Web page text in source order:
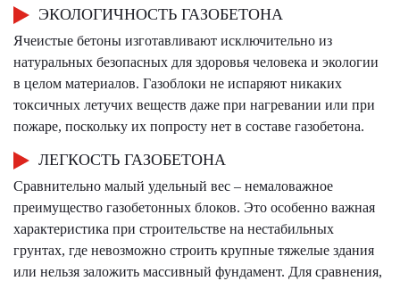
ЭКОЛОГИЧНОСТЬ ГАЗОБЕТОНА
Ячеистые бетоны изготавливают исключительно из
натуральных безопасных для здоровья человека и экологии
в целом материалов. Газоблоки не испаряют никаких
токсичных летучих веществ даже при нагревании или при
пожаре, поскольку их попросту нет в составе газобетона.
ЛЕГКОСТЬ ГАЗОБЕТОНА
Сравнительно малый удельный вес – немаловажное
преимущество газобетонных блоков. Это особенно важная
характеристика при строительстве на нестабильных
грунтах, где невозможно строить крупные тяжелые здания
или нельзя заложить массивный фундамент. Для сравнения,